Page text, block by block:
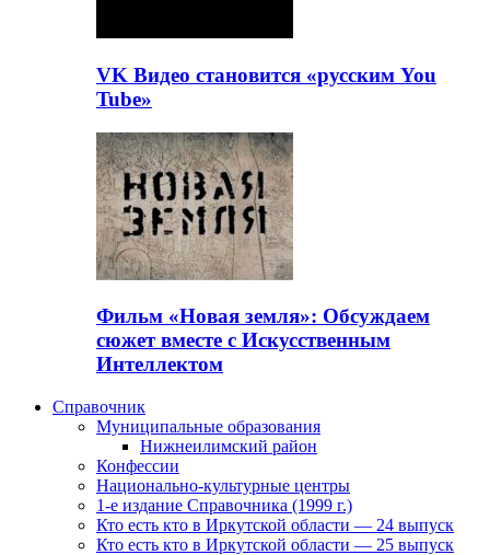
VK Видео становится «русским You
Tube»
Фильм «Новая земля»: Обсуждаем
сюжет вместе с Искусственным
Интеллектом
Справочник
Муниципальные образования
Нижнеилимский район
Конфессии
Национально-культурные центры
1-е издание Справочника (1999 г.)
Кто есть кто в Иркутской области — 24 выпуск
Кто есть кто в Иркутской области — 25 выпуск